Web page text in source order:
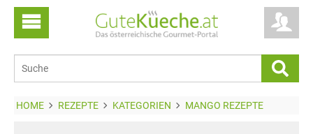
HOME REZEPTE KATEGORIEN MANGO REZEPTE